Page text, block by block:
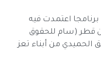
اعتمدت فيه
قطر (سام للحقوق
الحميدي من أبناء تعز